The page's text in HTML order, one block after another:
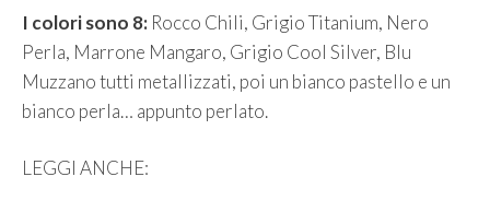
I colori sono 8: Rocco Chili, Grigio Titanium, Nero
Perla, Marrone Mangaro, Grigio Cool Silver, Blu
Muzzano tutti metallizzati, poi un bianco pastello e un
bianco perla… appunto perlato.
LEGGI ANCHE: